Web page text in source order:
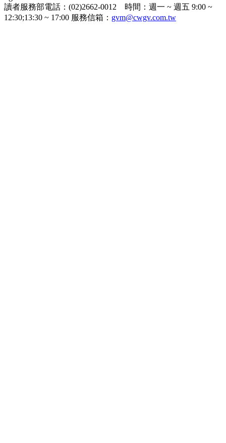
讀者服務部電話：(02)2662-0012 時間：週一 ~ 週五 9:00 ~
12:30;13:30 ~ 17:00 服務信箱： gvm@cwgv.com.tw